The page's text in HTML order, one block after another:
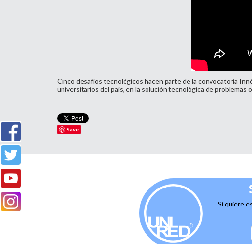
Cinco desafíos tecnológicos hacen parte de la convocatoria
universitarios del país, en la solución tecnológica de problemas
Save
Si quiere